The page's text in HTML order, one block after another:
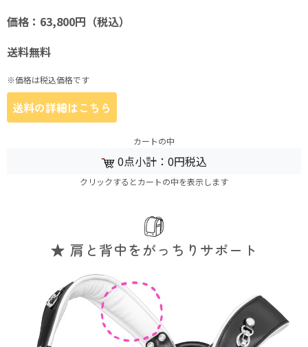
価格：63,800円（税込）
送料無料
※価格は税込価格です
送料の詳細はこちら
カートの中
0点小計： 0円税込
クリックするとカートの中を表示します
★ 肩と背中をがっちりサポート